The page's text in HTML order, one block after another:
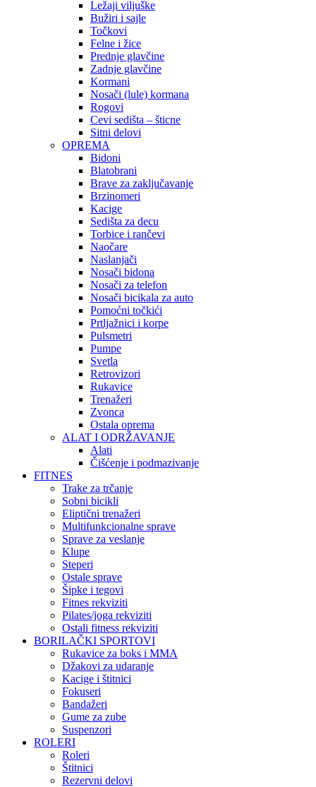
Ležaji viljuške
Bužiri i sajle
Točkovi
Felne i žice
Prednje glavčine
Zadnje glavčine
Kormani
Nosači (lule) kormana
Rogovi
Cevi sedišta – šticne
Sitni delovi
OPREMA
Bidoni
Blatobrani
Brave za zaključavanje
Brzinomeri
Kacige
Sedišta za decu
Torbice i rančevi
Naočare
Naslanjači
Nosači bidona
Nosači za telefon
Nosači bicikala za auto
Pomoćni točkići
Prtljažnici i korpe
Pulsmetri
Pumpe
Svetla
Retrovizori
Rukavice
Trenažeri
Zvonca
Ostala oprema
ALAT I ODRŽAVANJE
Alati
Čišćenje i podmazivanje
FITNES
Trake za trčanje
Sobni bicikli
Eliptični trenažeri
Multifunkcionalne sprave
Sprave za veslanje
Klupe
Steperi
Ostale sprave
Šipke i tegovi
Fitnes rekviziti
Pilates/joga rekviziti
Ostali fitness rekviziti
BORILAČKI SPORTOVI
Rukavice za boks i MMA
Džakovi za udaranje
Kacige i štitnici
Fokuseri
Bandažeri
Gume za zube
Suspenzori
ROLERI
Roleri
Štitnici
Rezervni delovi